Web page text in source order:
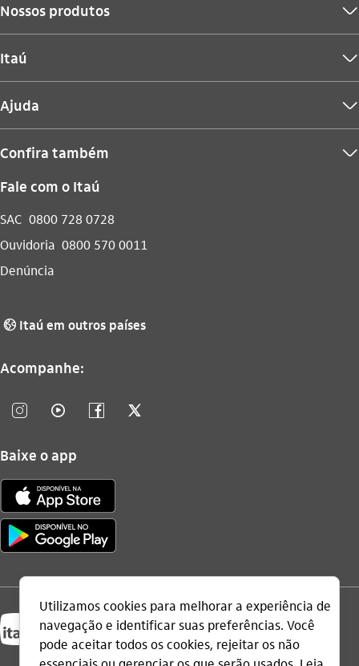
Nossos produtos seta_baixo
Itaú seta_baixo
Ajuda seta_baixo
Confira também seta_baixo
Fale com o Itaú
SAC 0800 728 0728
Ouvidoria 0800 570 0011
Denúncia
globo_outline Itaú em outros países
Acompanhe:
instagram_outline video_outline facebook_outline twitter_outline
Baixe o app